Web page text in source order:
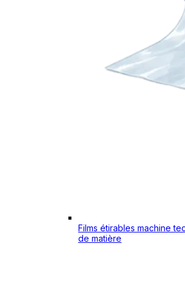
Films étirables machine
de matière